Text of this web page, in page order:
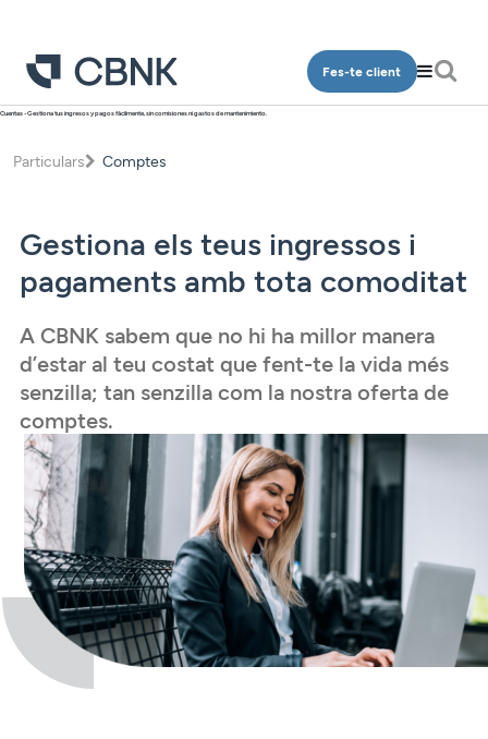
Fes-te client
Particulars
Comptes
Finançament
Inversió
Plans de pensions
Targetes
Assegurances
Serveis
Qui som
Contacte
CA
Cuentas - Gestiona tus ingresos y pagos fácilmente, sin comisiones ni gastos de mantenimiento.
Particulars Comptes
Gestiona els teus ingressos i
pagaments amb tota comoditat
A CBNK sabem que no hi ha millor manera
d’estar al teu costat que fent-te la vida més
senzilla; tan senzilla com la nostra oferta de
comptes.